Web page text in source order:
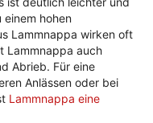
einem hohen
Lammnappa wirken oft
Lammnappa auch
Abrieb. Für eine
Anlässen oder bei
Lammnappa eine